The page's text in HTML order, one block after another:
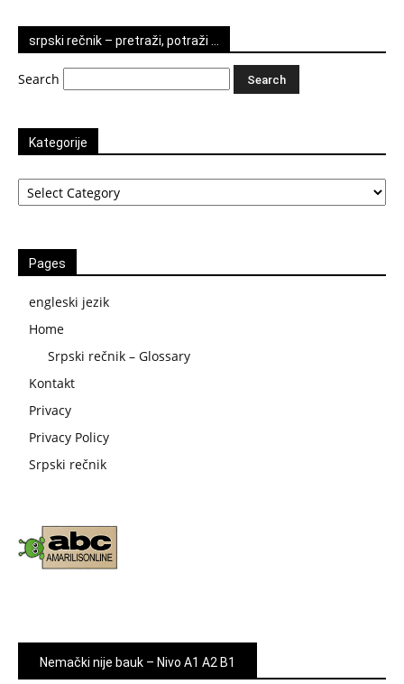
srpski rečnik – pretraži, potraži …
Search
Kategorije
Kategorije
Pages
engleski jezik
Home
Srpski rečnik – Glossary
Kontakt
Privacy
Privacy Policy
Srpski rečnik
Nemački nije bauk – Nivo A1 A2 B1